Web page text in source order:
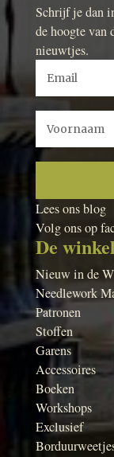
Schrijf je dan
de hoogte van
nieuwtjes.
Lees ons blog
Volg ons op
De winkel
Nieuw in de
Needlework
Patronen
Stoffen
Garens
Accessoires
Boeken
Workshops
Exclusief